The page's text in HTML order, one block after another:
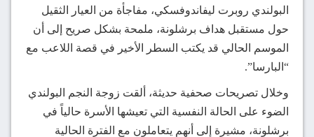
البولندي روبرت ليفاندوفسكي، مفاجأة من العيار الثقيل
حول مستقبل هداف برشلونة، ملمحة بشكل صريح إلى أن
الموسم الحالي قد يكتب السطر الأخير في قصة اللاعب مع
“البارسا”.
وخلال تصريحات صحفية حديثة، ألقت زوجة النجم البولندي
الضوء على الحالة النفسية التي تعيشها الأسرة حالياً في
برشلونة، مشيرة إلى أنهم يتعاملون مع الفترة الحالية